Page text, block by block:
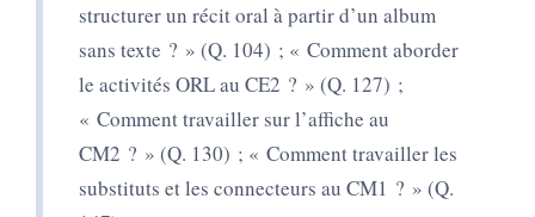
structurer un récit oral à partir d’un album
sans texte ? » (Q. 104) ; « Comment aborder
le activités ORL au CE2 ? » (Q. 127) ;
« Comment travailler sur l’affiche au
CM2 ? » (Q. 130) ; « Comment travailler les
substituts et les connecteurs au CM1 ? » (Q.